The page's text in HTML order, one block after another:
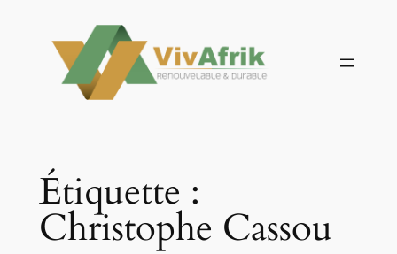
contenu
Étiquette :
Christophe Cassou